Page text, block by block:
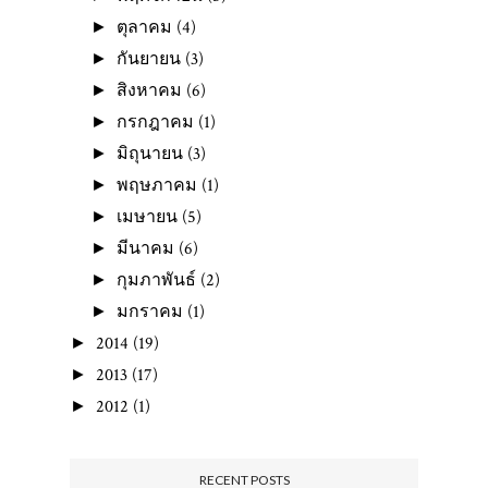
► ตุลาคม (4)
► กันยายน (3)
► สิงหาคม (6)
► กรกฎาคม (1)
► มิถุนายน (3)
►พฤษภาคม (1)
► เมษายน (5)
► มีนาคม (6)
► กุมภาพันธ์ (2)
► มกราคม (1)
► 2014 (19)
► 2013 (17)
► 2012 (1)
RECENT POSTS